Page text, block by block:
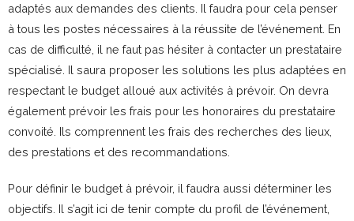
adaptés aux demandes des clients. Il faudra pour cela penser
à tous les postes nécessaires à la réussite de l’événement. En
cas de difficulté, il ne faut pas hésiter à contacter un prestataire
spécialisé. Il saura proposer les solutions les plus adaptées en
respectant le budget alloué aux activités à prévoir. On devra
également prévoir les frais pour les honoraires du prestataire
convoité. Ils comprennent les frais des recherches des lieux,
des prestations et des recommandations.
Pour définir le budget à prévoir, il faudra aussi déterminer les
objectifs. Il s’agit ici de tenir compte du profil de l’événement,